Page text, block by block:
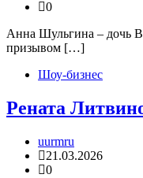
0
Анна Шульгина – дочь
призывом […]
Шоу-бизнес
Рената
uurmru
21.03.2026
0